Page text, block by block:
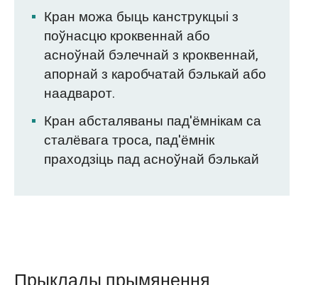
Кран можа быць канструкцыі з
поўнасцю кроквеннай або
асноўнай бэлечнай з кроквеннай,
апорнай з каробчатай бэлькай або
наадварот.
Кран абсталяваны пад'ёмнікам са
сталёвага троса, пад'ёмнік
праходзіць пад асноўнай бэлькай